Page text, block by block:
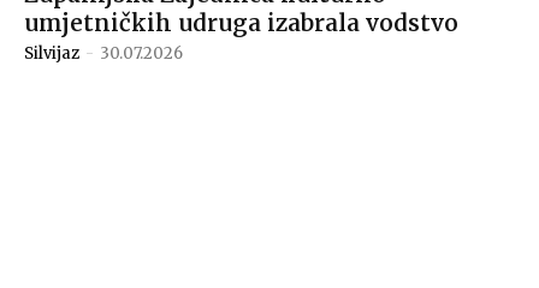
umjetničkih udruga izabrala vodstvo
Silvijaz - 30.07.2026